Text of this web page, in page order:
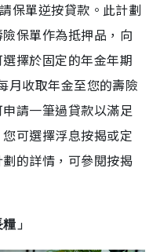
保單逆按貸款。此計劃
保單作為抵押品，向
擇於固定的年金年期
月收取年金至您的壽險
請一筆過貸款以滿足
可選擇浮息按揭或定
的詳情，可參閱按揭
」